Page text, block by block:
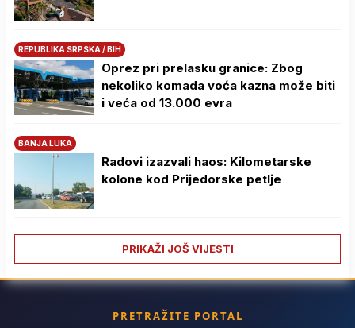
REPUBLIKA SRPSKA / BIH
Oprez pri prelasku granice: Zbog
nekoliko komada voća kazna može biti
i veća od 13.000 evra
BANJA LUKA
Radovi izazvali haos: Kilometarske
kolone kod Prijedorske petlje
PRIKAŽI JOŠ VIJESTI
PRETRAŽITE PORTAL